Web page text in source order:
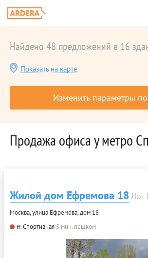
Найдено 48 предложений в 16
Показать на карте
Изменить параметры
Продажа офиса у метро
Жилой дом Ефремова 18
Москва, улица Ефремова, дом 18
м. Спортивная 5 мин. пешком